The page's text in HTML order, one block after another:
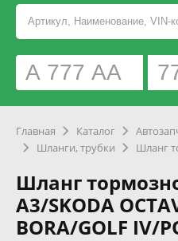
Главная Каталог
Шланги, трубки
Шланг
Шланг
A3/SKODA
BORA/GOLF IV/